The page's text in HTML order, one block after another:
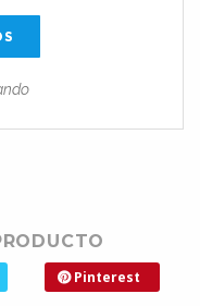
Pinterest